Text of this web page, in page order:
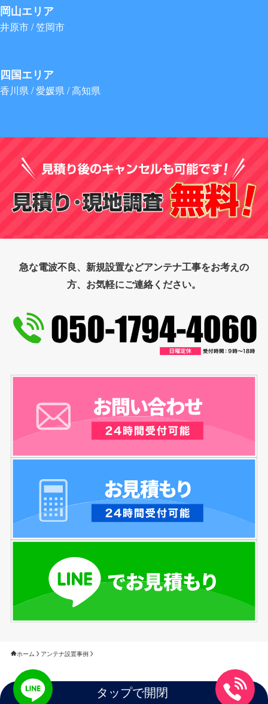
岡山エリア
井原市 / 笠岡市
四国エリア
香川県 / 愛媛県 / 高知県
急な電波不良、新規設置などアンテナ工事をお考えの
方、お気軽にご連絡ください。
タップで開閉
ホーム アンテナ設置事例